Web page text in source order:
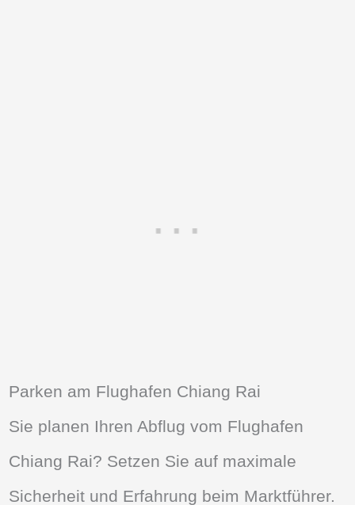
Parken am Flughafen Chiang Rai
Sie planen Ihren Abflug vom Flughafen
Chiang Rai? Setzen Sie auf maximale
Sicherheit und Erfahrung beim Marktführer.